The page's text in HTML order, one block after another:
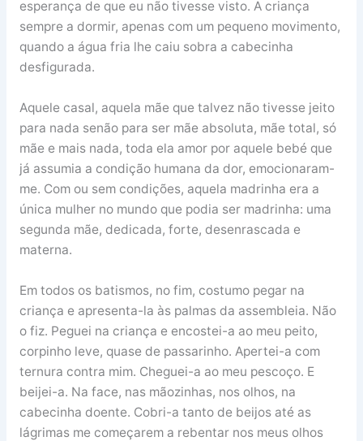
esperança de que eu não tivesse visto. A criança
sempre a dormir, apenas com um pequeno movimento,
quando a água fria lhe caiu sobra a cabecinha
desfigurada.
Aquele casal, aquela mãe que talvez não tivesse jeito
para nada senão para ser mãe absoluta, mãe total, só
mãe e mais nada, toda ela amor por aquele bebé que
já assumia a condição humana da dor, emocionaram-
me. Com ou sem condições, aquela madrinha era a
única mulher no mundo que podia ser madrinha: uma
segunda mãe, dedicada, forte, desenrascada e
materna.
Em todos os batismos, no fim, costumo pegar na
criança e apresenta-la às palmas da assembleia. Não
o fiz. Peguei na criança e encostei-a ao meu peito,
corpinho leve, quase de passarinho. Apertei-a com
ternura contra mim. Cheguei-a ao meu pescoço. E
beijei-a. Na face, nas mãozinhas, nos olhos, na
cabecinha doente. Cobri-a tanto de beijos até as
lágrimas me começarem a rebentar nos meus olhos